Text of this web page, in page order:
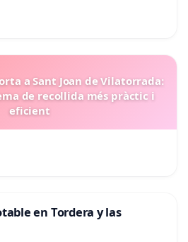
a Sant Joan de Vilatorrada:
de recollida més pràctic i
eficient
en Tordera y las